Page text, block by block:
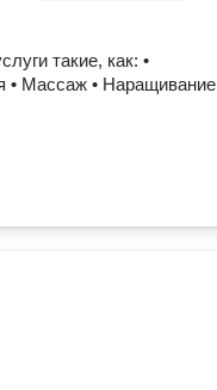
такие, как: •
• Массаж • Наращивание